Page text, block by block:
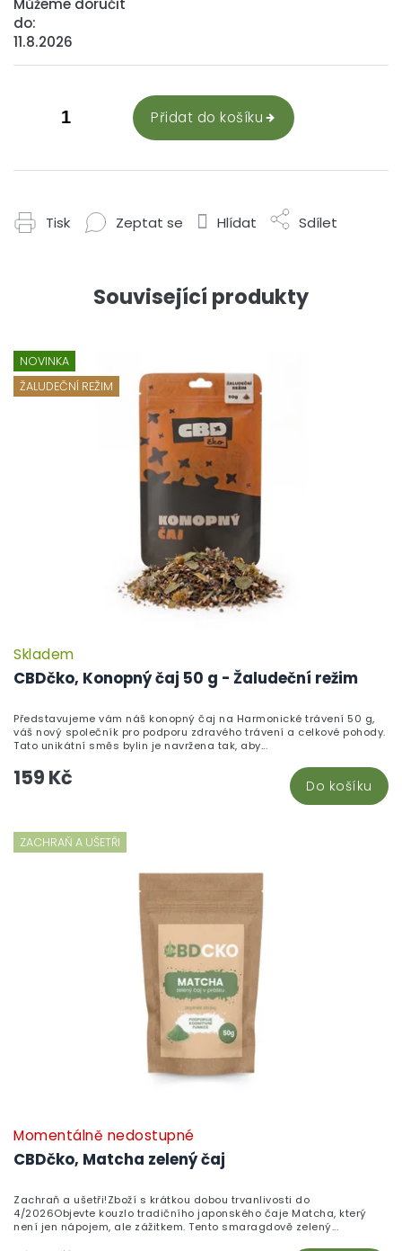
do:
11.8.2026
Přidat do košíku
Tisk Zeptat se Hlídat Sdílet
Související produkty
NOVINKA
ŽALUDEČNÍ REŽIM
CBDčko, Konopný čaj 50 g - Žaludeční režim
Skladem
159 Kč Do košíku
Představujeme vám náš konopný čaj na Harmonické trávení 50 g,
váš nový společník pro podporu zdravého trávení a celkové pohody.
Tato unikátní směs bylin je navržena tak, aby...
ZACHRAŇ A UŠETŘI
CBDčko, Matcha zelený čaj
Momentálně nedostupné
Zachraň a ušetři!Zboží s krátkou dobou trvanlivosti do
4/2026Objevte kouzlo tradičního japonského čaje Matcha, který
není jen nápojem, ale zážitkem. Tento smaragdově zelený...